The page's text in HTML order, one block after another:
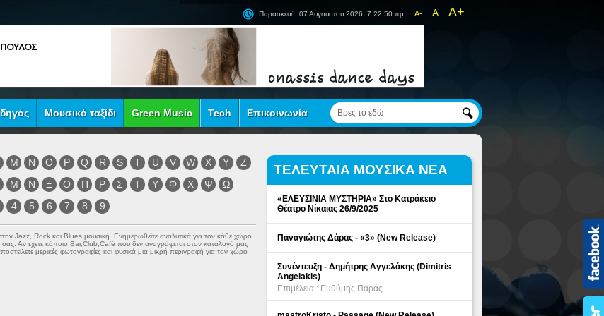
A- A A+
Παρασκευή, 07 Αυγούστου 2026, 7:22:50 πμ
Μουσικό ταξίδι Green Music Tech Επικοινωνία
M N O P Q R S T U V W X Y
Z
Μ Ν Ξ Ο Π Ρ Σ Τ Υ Φ Χ Ψ
Ω
4 5 6 7 8 9
Jazz Rock και Blues μουσική. Ενημερωθείτε αναλυτικά για τον κάθε χώρο
Αν έχετε κάποιο Bar,Club,Café που δεν αναγράφεται στον κατάλογό μας
μερικές φωτογραφίες και φυσικά μια μικρή περιγραφή για τον χώρο
ΤΕΛΕΥΤΑΙΑ ΜΟΥΣΙΚΑ ΝΕΑ
«ΕΛΕΥΣΙΝΙΑ ΜΥΣΤΗΡΙΑ» Στο Κατράκειο
Θέατρο Νίκαιας 26/9/2025
Παναγιώτης Δάρας - «3» (New Release)
Συνέντευξη - Δημήτρης Αγγελάκης (Dimitris
Angelakis)
Επιμέλεια : Ευθύμης Παράς